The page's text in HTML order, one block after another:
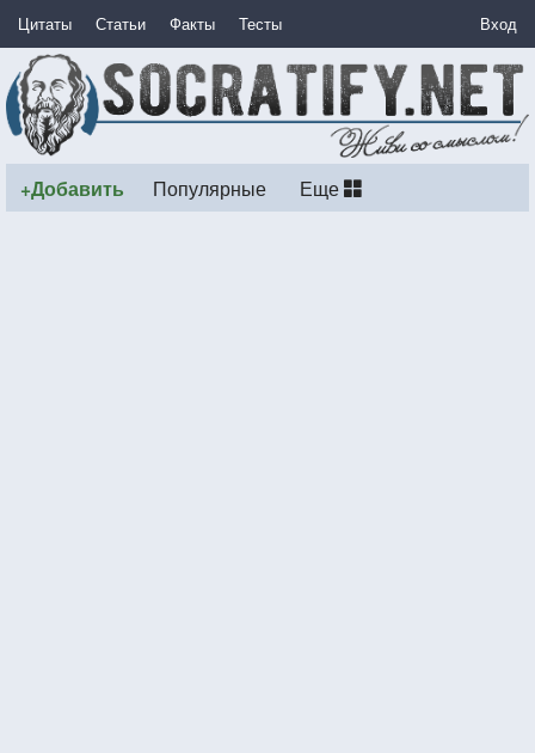
Цитаты Статьи Факты Тесты Вход
+Добавить Популярные Еще